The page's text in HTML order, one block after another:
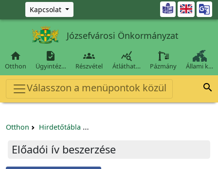
Ugrás a fő tartalomra
Kapcsolat 
Józsefvárosi Önkormányzat

Otthon

Ügyintéz…

Részvétel

Átláthat… Pázmány Állami k…
Válasszon a menüpontok közül 
Otthon Hirdetőtábla
Előadói ív beszerzése